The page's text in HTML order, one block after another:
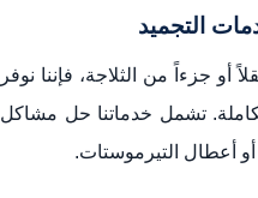
أو جزءاً من الثلاجة، فإننا نوفر
تشمل خدماتنا حل مشاكل
أو أعطال التيرموستات.